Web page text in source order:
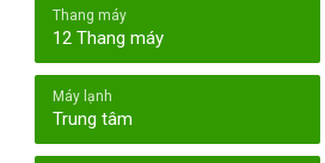
Thang máy
12 Thang máy
Máy lạnh
Trung tâm